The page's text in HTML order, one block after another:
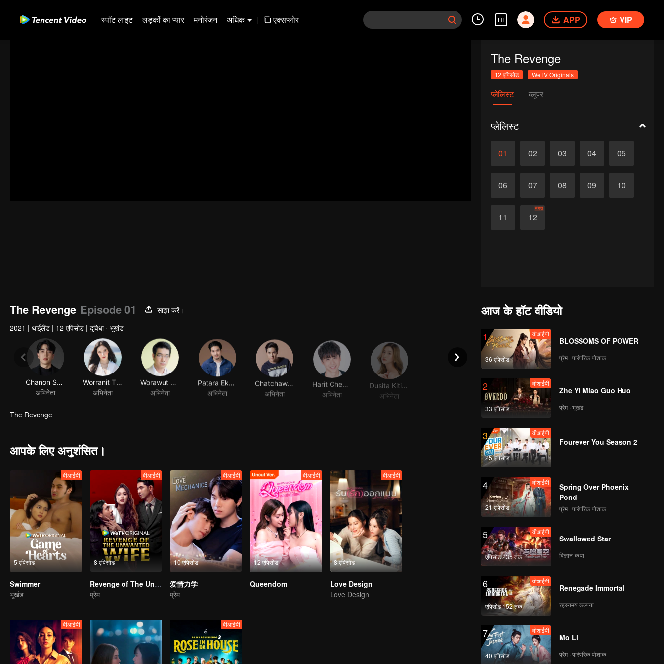
स्पॉट लाइट लड़कों का प्यार मनोरंजन अधिक | एक्सप्लोर HI APP VIP
The Revenge
12 एपिसोड WeTV Originals
प्लेलिस्ट ब्लूपर
प्लेलिस्ट
01 02 03 04 05
06 07 08 09 10
11 12
समाप्त
The Revenge Episode 01
साझा करें।
2021 | थाईलैंड | 12 एपिसोड | दुविधा · भूखंड
Chanon Santinatornkul
अभिनेता
Worranit Thawornwong
अभिनेता
Worawut Niyomsup
अभिनेता
अभिनेता
अभिनेता
अभिनेता
अभिनेता
The Revenge
आपके लिए अनुशंसित।
5 एपिसोड
वीआईपी
Swimmer
भूखंड
8 एपिसोड
वीआईपी
Revenge of The Unwanted Wife
प्रेम
10 एपिसोड
वीआईपी
爱情力学
प्रेम
12 एपिसोड
वीआईपी
Queendom
8 एपिसोड
वीआईपी
Love Design
Love Design
वीआईपी वीआईपी
आज के हॉट वीडियो
1
36 एपिसोड
वीआईपी
BLOSSOMS OF POWER
प्रेम · पारंपरिक पोशाक
2
33 एपिसोड
वीआईपी
Zhe Yi Miao Guo Huo
प्रेम · भूखंड
3
25 एपिसोड
वीआईपी
Fourever You Season 2
4
21 एपिसोड
वीआईपी
Spring Over Phoenix
Pond
प्रेम · पारंपरिक पोशाक
5
एपिसोड 235 तक
वीआईपी
Swallowed Star
विज्ञान-कथा
6
एपिसोड 152 तक
वीआईपी
Renegade Immortal
रहस्यमय कल्पना
7
40 एपिसोड
वीआईपी
Mo Li
प्रेम · पारंपरिक पोशाक